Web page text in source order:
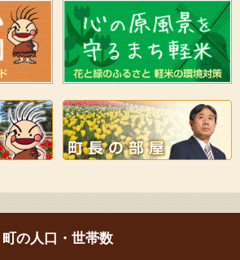
町の人口・世帯数